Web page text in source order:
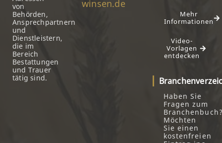
von
Behörden,
Ansprechpartnern
und
Dienstleistern,
die im
Bereich
Bestattungen
und Trauer
tätig sind.
winsen.de
Mehr
Informationen
Video-
Vorlagen
entdecken
Haben Sie
Fragen zum
Möchten
Sie einen
kostenfreien